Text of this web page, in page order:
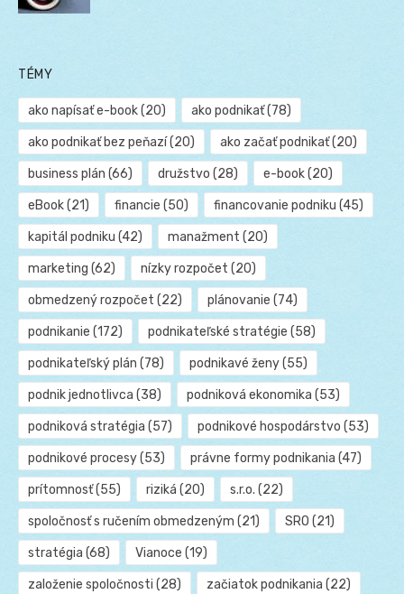
TÉMY
ako napísať e-book(20) ako podnikať(78)
ako podnikať bez peňazí(20) ako začať podnikať(20)
business plán (66) družstvo (28) e-book(20)
eBook(21) financie (50) financovanie podniku (45)
kapitál podniku (42) manažment (20)
marketing (62) nízky rozpočet (20)
obmedzený rozpočet (22) plánovanie (74)
podnikanie (172) podnikateľské stratégie (58)
podnikateľský plán (78) podnikavé ženy(55)
podnik jednotlivca (38) podniková ekonomika (53)
podniková stratégia (57) podnikové hospodárstvo (53)
podnikové procesy(53) právne formy podnikania (47)
prítomnosť(55) riziká (20) s.r.o. (22)
spoločnosť s ručením obmedzeným (21) SRO (21)
stratégia (68) Vianoce (19)
založenie spoločnosti (28) začiatok podnikania (22)